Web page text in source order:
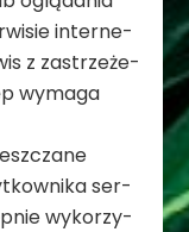
inter­ne­
z zastrze­że­
wymaga
ser­
wyko­rzy­